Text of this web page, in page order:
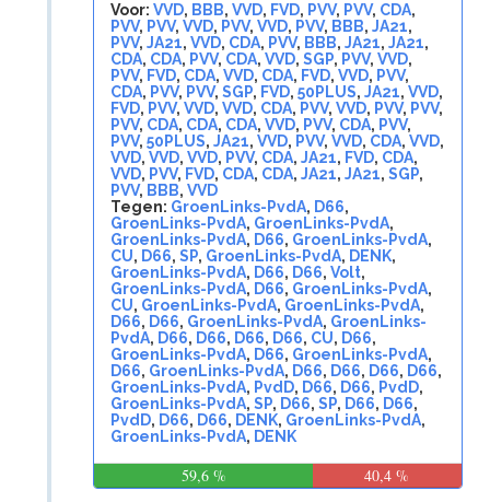
Voor: VVD, BBB,VVD, FVD, PVV, PVV, CDA,
PVV, PVV,VVD, PVV,VVD, PVV, BBB,JA21,
PVV,JA21,VVD, CDA, PVV, BBB,JA21,JA21,
CDA, CDA, PVV, CDA,VVD,SGP, PVV,VVD,
PVV, FVD, CDA,VVD, CDA, FVD,VVD, PVV,
CDA, PVV, PVV,SGP, FVD,50PLUS,JA21,VVD,
FVD, PVV,VVD,VVD, CDA, PVV,VVD, PVV, PVV,
PVV, CDA, CDA, CDA,VVD, PVV, CDA, PVV,
PVV,50PLUS,JA21,VVD, PVV,VVD, CDA,VVD,
VVD,VVD,VVD, PVV, CDA,JA21, FVD, CDA,
VVD, PVV, FVD, CDA, CDA,JA21,JA21,SGP,
PVV, BBB,VVD
Tegen: GroenLinks-PvdA, D66,
GroenLinks-PvdA, GroenLinks-PvdA,
GroenLinks-PvdA, D66, GroenLinks-PvdA,
CU, D66,SP, GroenLinks-PvdA, DENK,
GroenLinks-PvdA, D66, D66,Volt,
GroenLinks-PvdA, D66, GroenLinks-PvdA,
CU, GroenLinks-PvdA, GroenLinks-PvdA,
D66, D66, GroenLinks-PvdA, GroenLinks-
PvdA, D66, D66, D66, D66, CU, D66,
GroenLinks-PvdA, D66, GroenLinks-PvdA,
D66, GroenLinks-PvdA, D66, D66, D66, D66,
GroenLinks-PvdA, PvdD, D66, D66, PvdD,
GroenLinks-PvdA,SP, D66,SP, D66, D66,
PvdD, D66, D66, DENK, GroenLinks-PvdA,
GroenLinks-PvdA, DENK
59,6 % 40,4 %